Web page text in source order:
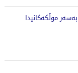
موڵکەکانیدا